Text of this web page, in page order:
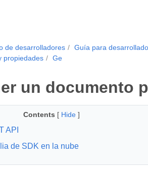
de desarrolladores Guía para
propiedades
Ge
un documento
Contents [ Hide ]
API
de SDK en la nube